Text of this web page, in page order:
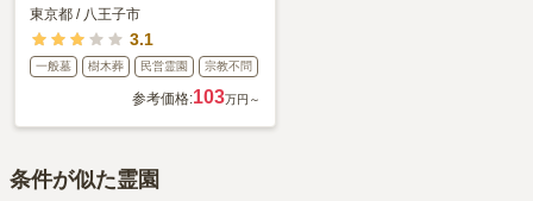
東京都 / 八王子市
3.1
一般墓 樹木葬 民営霊園 宗教不問
参考価格:103万円～
条件が似た霊園